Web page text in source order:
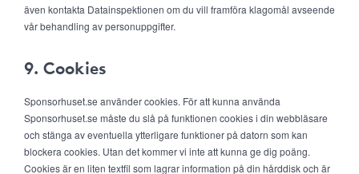
även kontakta Datainspektionen om du vill framföra klagomål avseende
vår behandling av personuppgifter.
9. Cookies
Sponsorhuset.se använder cookies. För att kunna använda
Sponsorhuset.se måste du slå på funktionen cookies i din webbläsare
och stänga av eventuella ytterligare funktioner på datorn som kan
blockera cookies. Utan det kommer vi inte att kunna ge dig poäng.
Cookies är en liten textfil som lagrar information på din hårddisk och är